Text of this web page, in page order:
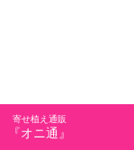
寄せ植え通販
『オニ通』